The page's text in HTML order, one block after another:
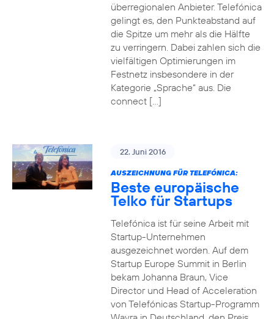
überregionalen Anbieter. Telefónica
gelingt es, den Punkteabstand auf
die Spitze um mehr als die Hälfte
zu verringern. Dabei zahlen sich die
vielfältigen Optimierungen im
Festnetz insbesondere in der
Kategorie „Sprache“ aus. Die
connect […]
22. Juni 2016
AUSZEICHNUNG FÜR TELEFÓNICA:
Beste europäische
Telko für Startups
Telefónica ist für seine Arbeit mit
Startup-Unternehmen
ausgezeichnet worden. Auf dem
Startup Europe Summit in Berlin
bekam Johanna Braun, Vice
Director und Head of Acceleration
von Telefónicas Startup-Programm